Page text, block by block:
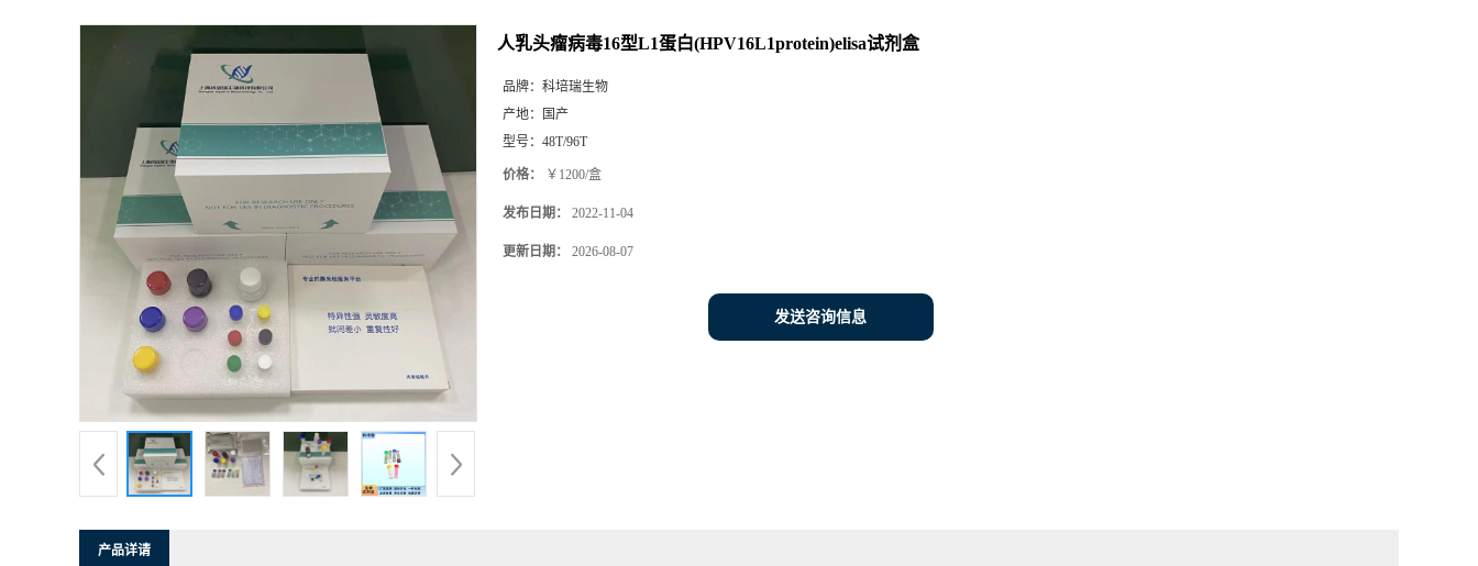
人乳头瘤病毒16型L1蛋白(HPV16L1protein)elisa试剂盒
品牌： 科培瑞生物
产地：
国产
型号： 48T/96T
价格： ￥1200/盒
发布日期： 2022-11-04
更新日期： 2026-08-07
发送咨询信息
产品详请